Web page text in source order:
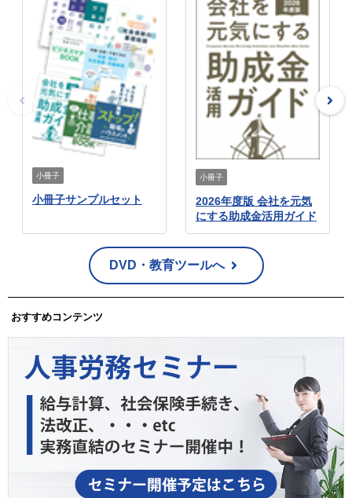
小冊子
小冊子サンプルセット
小冊子
2026年度版 会社を元気
にする助成金活用ガイド
DVD・教育ツールへ
おすすめコンテンツ